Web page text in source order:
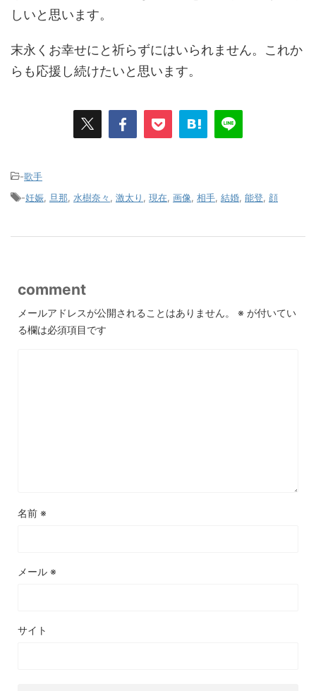
しいと思います。
末永くお幸せにと祈らずにはいられません。これか
らも応援し続けたいと思います。
-歌手
-妊娠 旦那 水樹奈々 激太り 現在 画像 相手 結婚 能登 顔
comment
メールアドレスが公開されることはありません。 ※ が付いてい
る欄は必須項目です
名前 ※
メール ※
サイト